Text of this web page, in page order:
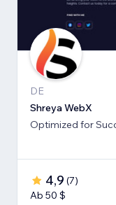
DE
Shreya WebX
Optimized for
4,9 (7)
Ab 50 $